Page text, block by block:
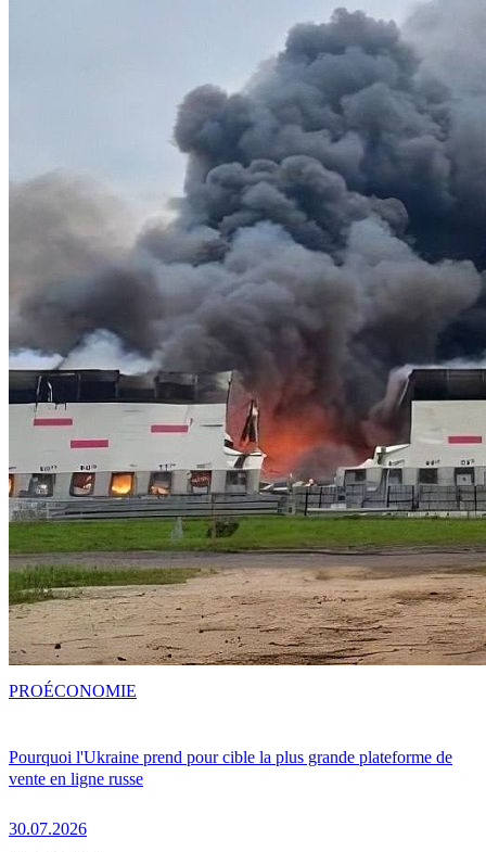
Pourquoi l'Ukraine prend pour cible la plus grande plateforme de
vente en ligne russe
30.07.2026
PROÉCONOMIE